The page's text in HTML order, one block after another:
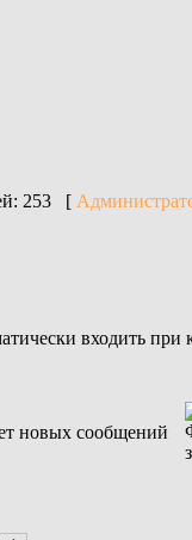
253 [
входить при
новых сообщений